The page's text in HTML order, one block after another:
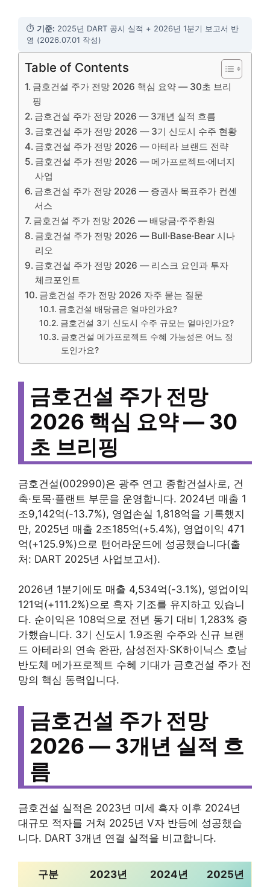
⏱ 기준: 2025년 DART 공시 실적 + 2026년 1분기 보고서 반
영 (2026.07.01 작성)
Table of Contents
금호건설 주가 전망 2026 핵심 요약 — 30초 브리
핑
금호건설 주가 전망 2026 — 3개년 실적 흐름
금호건설 주가 전망 2026 — 3기 신도시 수주 현황
금호건설 주가 전망 2026 — 아테라 브랜드 전략
금호건설 주가 전망 2026 — 메가프로젝트·에너지
사업
금호건설 주가 전망 2026 — 증권사 목표주가 컨센
서스
금호건설 주가 전망 2026 — 배당금·주주환원
금호건설 주가 전망 2026 — Bull·Base·Bear 시나
리오
금호건설 주가 전망 2026 — 리스크 요인과 투자
체크포인트
금호건설 주가 전망 2026 자주 묻는 질문
금호건설 배당금은 얼마인가요?
금호건설 3기 신도시 수주 규모는 얼마인가요?
금호건설 메가프로젝트 수혜 가능성은 어느 정
도인가요?
금호건설 주가 전망
2026 핵심 요약 — 30
초 브리핑
금호건설(002990)은 광주 연고 종합건설사로, 건
축·토목·플랜트 부문을 운영합니다. 2024년 매출 1
조9,142억(-13.7%), 영업손실 1,818억을 기록했지
만, 2025년 매출 2조185억(+5.4%), 영업이익 471
억(+125.9%)으로 턴어라운드에 성공했습니다(출
처: DART 2025년 사업보고서).
2026년 1분기에도 매출 4,534억(-3.1%), 영업이익
121억(+111.2%)으로 흑자 기조를 유지하고 있습니
다. 순이익은 108억으로 전년 동기 대비 1,283% 증
가했습니다. 3기 신도시 1.9조원 수주와 신규 브랜
드 아테라의 연속 완판, 삼성전자·SK하이닉스 호남
반도체 메가프로젝트 수혜 기대가 금호건설 주가 전
망의 핵심 동력입니다.
금호건설 주가 전망
2026 — 3개년 실적 흐
름
금호건설 실적은 2023년 미세 흑자 이후 2024년
대규모 적자를 거쳐 2025년 V자 반등에 성공했습
니다. DART 3개년 연결 실적을 비교합니다.
구분 2023년 2024년 2025년